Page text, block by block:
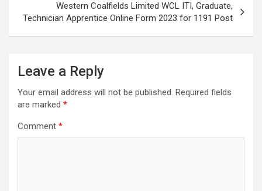
Western Coalfields Limited WCL ITI, Graduate,
Technician Apprentice Online Form 2023 for 1191 Post
Leave a Reply
Your email address will not be published. Required fields
are marked *
Comment *